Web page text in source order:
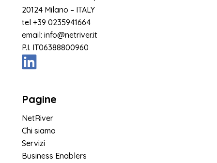
20124 Milano – ITALY
tel +39 0235941664
email: info@netriver.it
P.I. IT06388800960
Pagine
NetRiver
Chi siamo
Servizi
Business Enablers